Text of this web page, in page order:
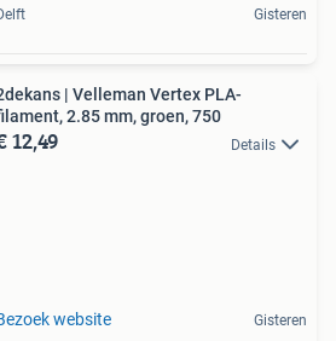
Gisteren
| Velleman Vertex PLA-
2.85 mm, groen, 750
12,49 Details
website Gisteren